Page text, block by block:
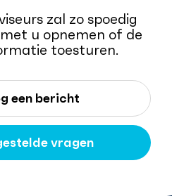
zal zo spoedig
u opnemen of de
toesturen.
een bericht
vragen